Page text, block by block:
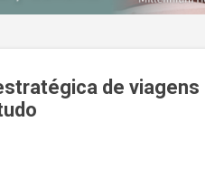
de viagens